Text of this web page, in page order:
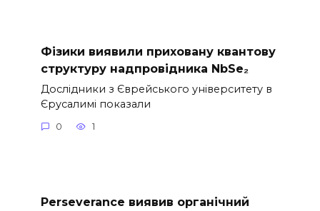
Фізики виявили приховану квантову
структуру надпровідника NbSe₂
Дослідники з Єврейського університету в
Єрусалимі показали
0 1
Perseverance виявив органічний